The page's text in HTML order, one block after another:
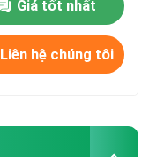
Giá tốt nhất
Liên hệ chúng tôi